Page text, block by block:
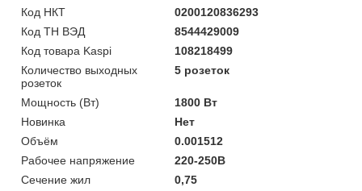
Код НКТ
0200120836293
Код ТН ВЭД
8544429009
Код товара Kaspi
108218499
Количество выходных
розеток
5 розеток
Мощность (Bт)
1800 Вт
Новинка
Нет
Объём
0.001512
Рабочее напряжение
220-250В
Сечение жил
0,75